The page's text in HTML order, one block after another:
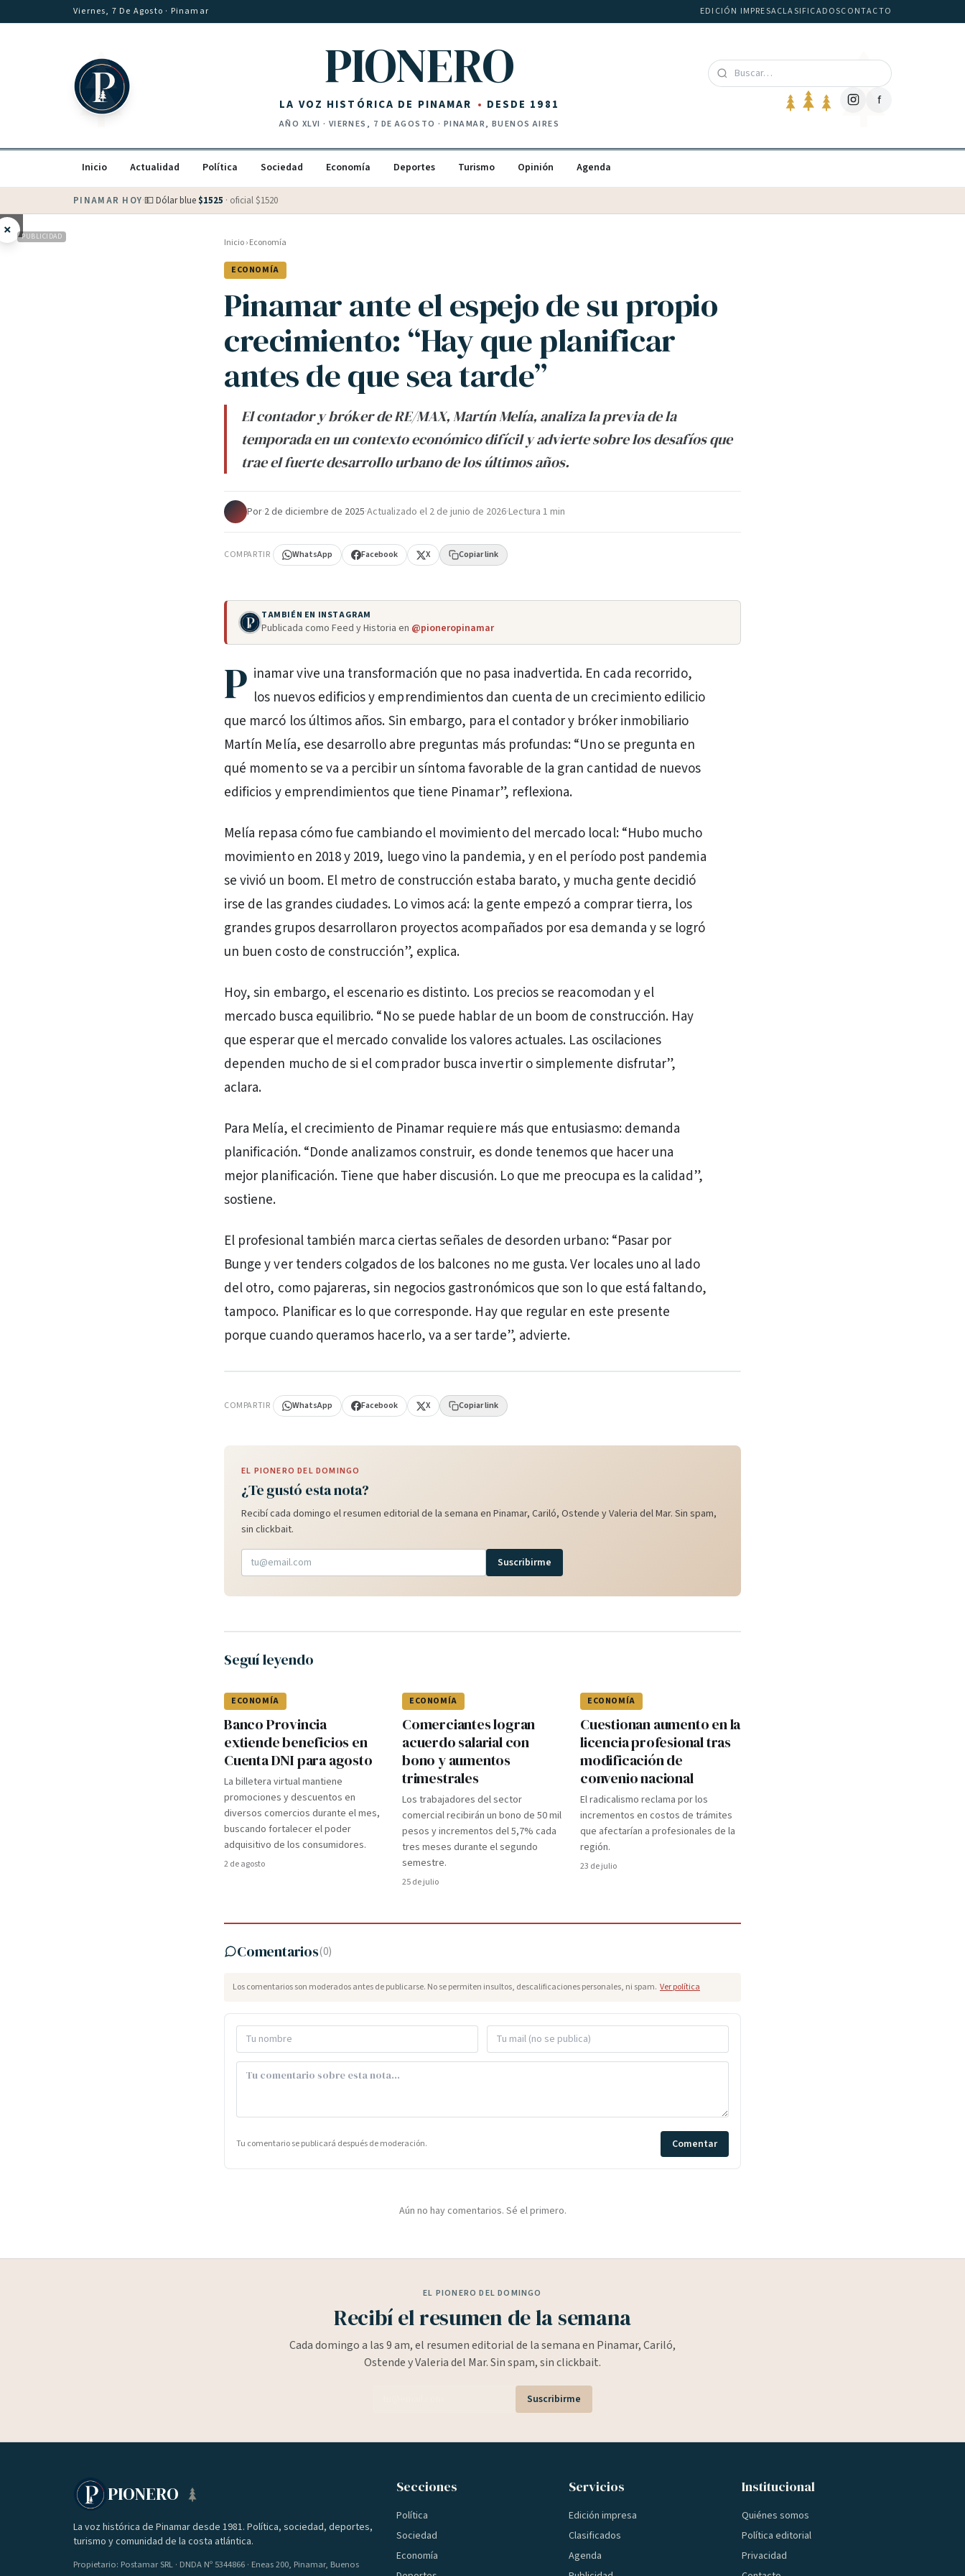
Saltar al contenidoViernes, 7 De Agosto · Pinamar EDICIÓN IMPRESACLASIFICADOSCONTACTO
PIONERO
LA VOZ HISTÓRICA DE PINAMAR DESDE 1981
AÑO XLVI · VIERNES, 7 DE AGOSTO · PINAMAR, BUENOS AIRES
f
Inicio Actualidad Política Sociedad Economía Deportes Turismo Opinión Agenda
PINAMAR HOY·💵 Dólar blue $1525 · oficial $1520
× PUBLICIDAD Inicio›Economía
ECONOMÍA
Pinamar ante el espejo de su propio
crecimiento: “Hay que planificar
antes de que sea tarde”
El contador y bróker de RE/MAX, Martín Melía, analiza la previa de la
temporada en un contexto económico difícil y advierte sobre los desafíos que
trae el fuerte desarrollo urbano de los últimos años.
Por·2 de diciembre de 2025·Actualizado el 2 de junio de 2026·Lectura 1 min
COMPARTIR WhatsApp Facebook X Copiar link
TAMBIÉN EN INSTAGRAM
Publicada como Feed y Historia en @pioneropinamar
P inamar vive una transformación que no pasa inadvertida. En cada recorrido,
los nuevos edificios y emprendimientos dan cuenta de un crecimiento edilicio
que marcó los últimos años. Sin embargo, para el contador y bróker inmobiliario
Martín Melía, ese desarrollo abre preguntas más profundas: “Uno se pregunta en
qué momento se va a percibir un síntoma favorable de la gran cantidad de nuevos
edificios y emprendimientos que tiene Pinamar”, reflexiona.
Melía repasa cómo fue cambiando el movimiento del mercado local: “Hubo mucho
movimiento en 2018 y 2019, luego vino la pandemia, y en el período post pandemia
se vivió un boom. El metro de construcción estaba barato, y mucha gente decidió
irse de las grandes ciudades. Lo vimos acá: la gente empezó a comprar tierra, los
grandes grupos desarrollaron proyectos acompañados por esa demanda y se logró
un buen costo de construcción”, explica.
Hoy, sin embargo, el escenario es distinto. Los precios se reacomodan y el
mercado busca equilibrio. “No se puede hablar de un boom de construcción. Hay
que esperar que el mercado convalide los valores actuales. Las oscilaciones
dependen mucho de si el comprador busca invertir o simplemente disfrutar”,
aclara.
Para Melía, el crecimiento de Pinamar requiere más que entusiasmo: demanda
planificación. “Donde analizamos construir, es donde tenemos que hacer una
mejor planificación. Tiene que haber discusión. Lo que me preocupa es la calidad”,
sostiene.
El profesional también marca ciertas señales de desorden urbano: “Pasar por
Bunge y ver tenders colgados de los balcones no me gusta. Ver locales uno al lado
del otro, como pajareras, sin negocios gastronómicos que son lo que está faltando,
tampoco. Planificar es lo que corresponde. Hay que regular en este presente
porque cuando queramos hacerlo, va a ser tarde”, advierte.
COMPARTIR WhatsApp Facebook X Copiar link
EL PIONERO DEL DOMINGO
¿Te gustó esta nota?
Recibí cada domingo el resumen editorial de la semana en Pinamar, Cariló, Ostende y Valeria del Mar. Sin spam,
sin clickbait.
Suscribirme
Seguí leyendo
ECONOMÍA
Banco Provincia
extiende beneficios en
Cuenta DNI para agosto
La billetera virtual mantiene
promociones y descuentos en
diversos comercios durante el mes,
buscando fortalecer el poder
adquisitivo de los consumidores.
2 de agosto
ECONOMÍA
Comerciantes logran
acuerdo salarial con
bono y aumentos
trimestrales
Los trabajadores del sector
comercial recibirán un bono de 50 mil
pesos y incrementos del 5,7% cada
tres meses durante el segundo
semestre.
25 de julio
ECONOMÍA
Cuestionan aumento en la
licencia profesional tras
modificación de
convenio nacional
El radicalismo reclama por los
incrementos en costos de trámites
que afectarían a profesionales de la
región.
23 de julio
Comentarios(0)
Los comentarios son moderados antes de publicarse. No se permiten insultos, descalificaciones personales, ni spam. Ver política
Tu comentario se publicará después de moderación. Comentar
Aún no hay comentarios. Sé el primero.
EL PIONERO DEL DOMINGO
Recibí el resumen de la semana
Cada domingo a las 9 am, el resumen editorial de la semana en Pinamar, Cariló,
Ostende y Valeria del Mar. Sin spam, sin clickbait.
Suscribirme
PIONERO
La voz histórica de Pinamar desde 1981. Política, sociedad, deportes,
turismo y comunidad de la costa atlántica.
Propietario: Postamar SRL · DNDA Nº 5344866 · Eneas 200, Pinamar, Buenos
Secciones
Política
Sociedad
Economía
Servicios
Edición impresa
Clasificados
Agenda
Institucional
Quiénes somos
Política editorial
Privacidad